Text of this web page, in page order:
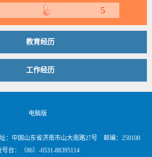
5
教育经历
工作经历
电脑版
中国山东省济南市山大南路27号 邮编：250100
号台：（86）-0531-88395114